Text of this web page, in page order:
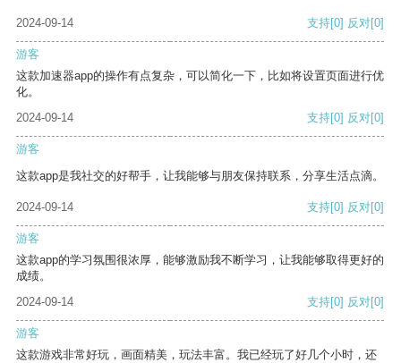
2024-09-14 支持[0] 反对[0]
游客
这款加速器app的操作有点复杂，可以简化一下，比如将设置页面进行优
化。
2024-09-14
支持[0] 反对[0]
游客
这款app是我社交的好帮手，让我能够与朋友保持联系，分享生活点滴。
2024-09-14 支持[0] 反对[0]
游客
这款app的学习氛围很浓厚，能够激励我不断学习，让我能够取得更好的
成绩。
2024-09-14
支持[0] 反对[0]
游客
这款游戏非常好玩，画面精美，玩法丰富。我已经玩了好几个小时，还